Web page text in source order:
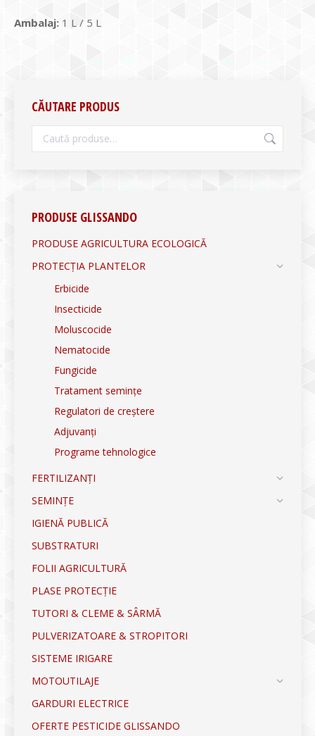
Ambalaj: 1 L / 5 L
CĂUTARE PRODUS
PRODUSE GLISSANDO
PRODUSE AGRICULTURA ECOLOGICĂ
PROTECȚIA PLANTELOR
Erbicide
Insecticide
Moluscocide
Nematocide
Fungicide
Tratament semințe
Regulatori de creștere
Adjuvanți
Programe tehnologice
FERTILIZANȚI
SEMINȚE
IGIENĂ PUBLICĂ
SUBSTRATURI
FOLII AGRICULTURĂ
PLASE PROTECȚIE
TUTORI & CLEME & SÂRMĂ
PULVERIZATOARE & STROPITORI
SISTEME IRIGARE
MOTOUTILAJE
GARDURI ELECTRICE
OFERTE PESTICIDE GLISSANDO